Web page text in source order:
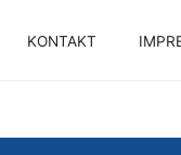
KONTAKT